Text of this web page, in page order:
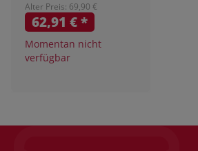
Alter Preis: 69,90 €
62,91 €*
Momentan nicht
verfügbar